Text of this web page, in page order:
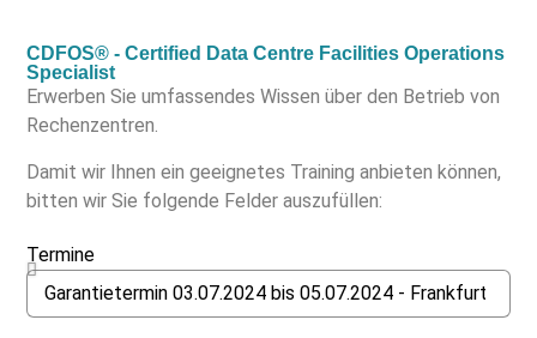
CDFOS® - Certified Data Centre Facilities Operations
Specialist
Erwerben Sie umfassendes Wissen über den Betrieb von
Rechenzentren.
Damit wir Ihnen ein geeignetes Training anbieten können,
bitten wir Sie folgende Felder auszufüllen:
Termine